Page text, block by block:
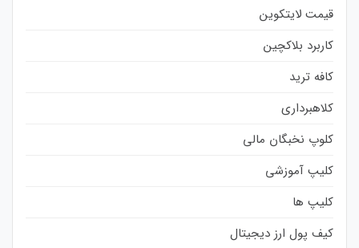
قیمت لایتکوین
کاربرد بلاکچین
کافه ترید
کلاهبرداری
کلوپ نخبگان مالی
کلیپ آموزشی
کلیپ ها
کیف پول ارز دیجیتال